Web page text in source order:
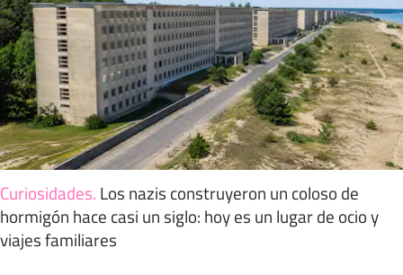
Curiosidades. Los nazis construyeron un coloso de
hormigón hace casi un siglo: hoy es un lugar de ocio y
viajes familiares